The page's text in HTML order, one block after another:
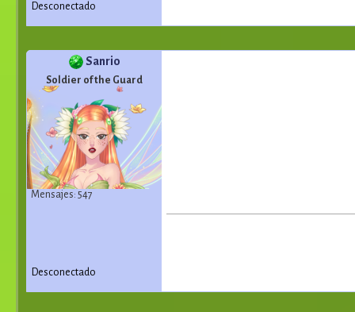
Desconectado
Sanrio
Soldier of the Guard
Mensajes: 547
Desconectado